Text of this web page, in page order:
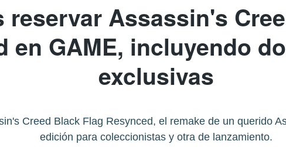
reservar Assassin's
en GAME, incluyendo
exclusivas
Creed Black Flag Resynced, el remake de un querido
edición para coleccionistas y otra de lanzamiento.